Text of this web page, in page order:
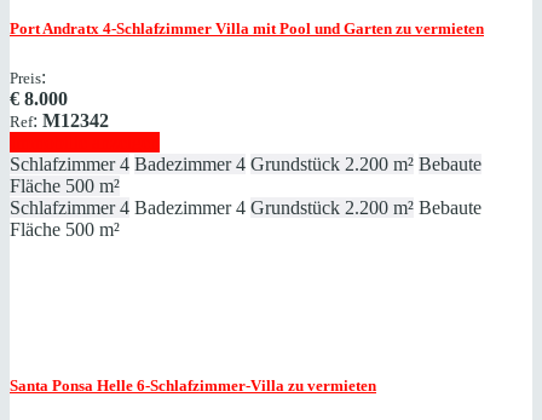
Port Andratx 4-Schlafzimmer Villa mit Pool und Garten zu vermieten
Preis:
€ 8.000
Ref: M12342
Schlafzimmer 4 Badezimmer 4 Grundstück 2.200 m² Bebaute
Fläche 500 m²
Schlafzimmer 4 Badezimmer 4 Grundstück 2.200 m² Bebaute
Fläche 500 m²
Santa Ponsa Helle 6-Schlafzimmer-Villa zu vermieten